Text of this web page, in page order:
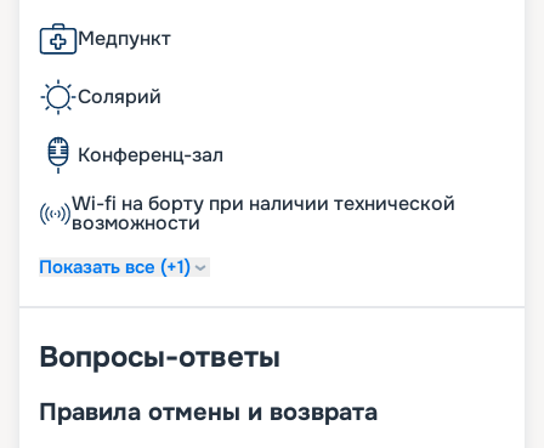
Медпункт
Солярий
Конференц-зал
Wi-fi на борту при наличии технической
возможности
Показать все (+1)
Вопросы-ответы
Правила отмены и возврата